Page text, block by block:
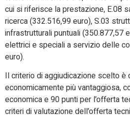
cui si riferisce la prestazione, E.08
ricerca (332.516,99 euro), S.03
infrastrutturali puntuali (350.877,57
elettrici e speciali a servizio delle
euro).
Il criterio di aggiudicazione scelto è
economicamente più vantaggiosa,
economica e 90 punti per l’offerta
criteri di valutazione dell’offerta